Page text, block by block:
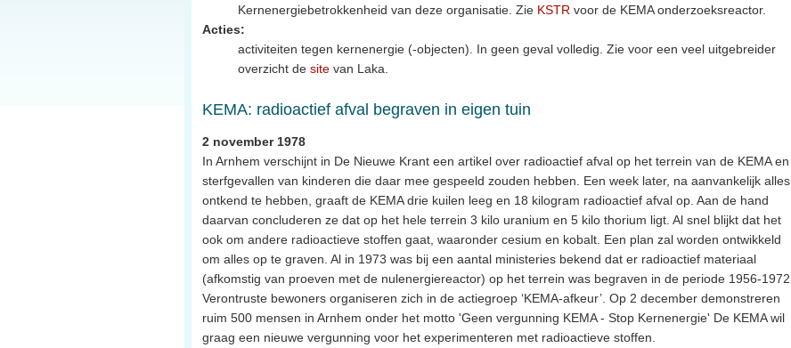
Kernenergiebetrokkenheid van deze organisatie. Zie KSTR voor de KEMA onderzoeksreactor.
Acties:
activiteiten tegen kernenergie (-objecten). In geen geval volledig. Zie voor een veel uitgebreider
overzicht de site van Laka.
KEMA: radioactief afval begraven in eigen tuin
2 november 1978
In Arnhem verschijnt in De Nieuwe Krant een artikel over radioactief afval op het terrein van de KEMA en
sterfgevallen van kinderen die daar mee gespeeld zouden hebben. Een week later, na aanvankelijk alles
ontkend te hebben, graaft de KEMA drie kuilen leeg en 18 kilogram radioactief afval op. Aan de hand
daarvan concluderen ze dat op het hele terrein 3 kilo uranium en 5 kilo thorium ligt. Al snel blijkt dat het
ook om andere radioactieve stoffen gaat, waaronder cesium en kobalt. Een plan zal worden ontwikkeld
om alles op te graven. Al in 1973 was bij een aantal ministeries bekend dat er radioactief materiaal
(afkomstig van proeven met de nulenergiereactor) op het terrein was begraven in de periode 1956-1972.
Verontruste bewoners organiseren zich in de actiegroep ‘KEMA-afkeur’. Op 2 december demonstreren
ruim 500 mensen in Arnhem onder het motto 'Geen vergunning KEMA - Stop Kernenergie' De KEMA wil
graag een nieuwe vergunning voor het experimenteren met radioactieve stoffen.